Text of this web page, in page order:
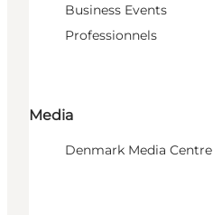
Business Events
Professionnels
Media
Denmark Media Centre